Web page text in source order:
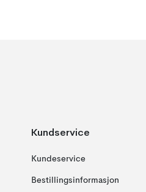
Kundservice
Kundeservice
Bestillingsinformasjon